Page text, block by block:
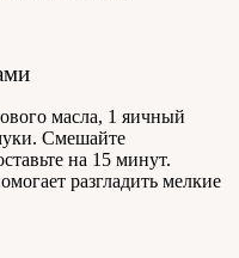
масла, 1 яичный
Смешайте
на 15 минут.
разгладить мелкие